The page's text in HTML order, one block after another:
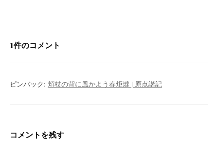
ン
1件のコメント
ピンバック: 頬杖の背に風かよう春炬燵 | 原点諧記
コメントを残す